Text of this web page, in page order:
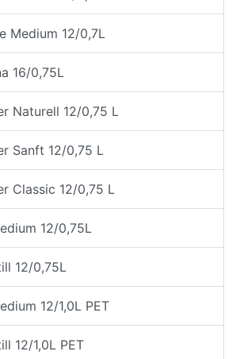
Medium 12/0,7L
16/0,75L
Naturell 12/0,75 L
Sanft 12/0,75 L
Classic 12/0,75 L
12/0,75L
12/0,75L
12/1,0L PET
12/1,0L PET